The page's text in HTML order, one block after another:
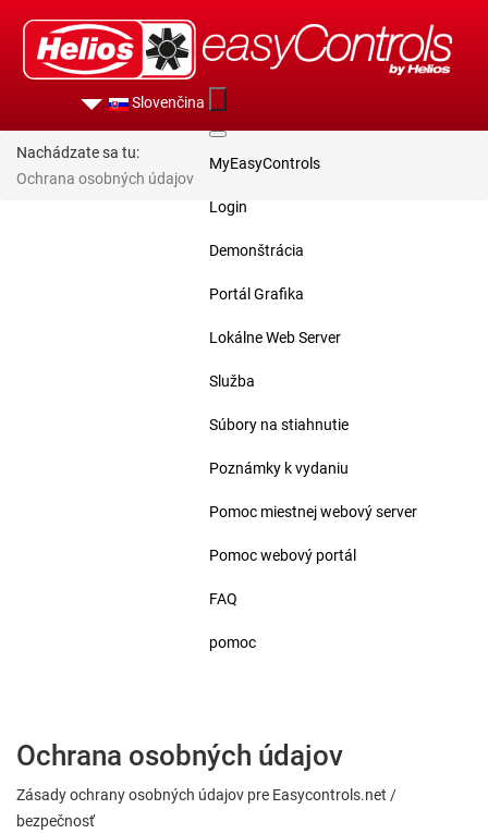
MyEasyControls
Login
Demonštrácia
Portál Grafika
Lokálne Web Server
Služba
Súbory na stiahnutie
Poznámky k vydaniu
Pomoc miestnej webový server
Pomoc webový portál
FAQ
pomoc
Slovenčina
Nachádzate sa tu:
Ochrana osobných údajov
Ochrana osobných údajov
Zásady ochrany osobných údajov pre Easycontrols.net /
bezpečnosť